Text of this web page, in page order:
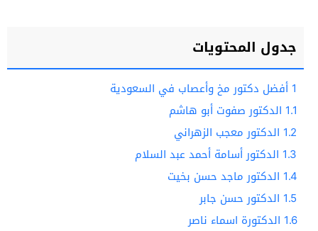
جدول المحتويات
1 أفضل دكتور مخ وأعصاب في السعودية
1.1 الدكتور صفوت أبو هاشم
1.2 الدكتور معجب الزهراني
1.3 الدكتور أسامة أحمد عبد السلام
1.4 الدكتور ماجد حسن بخيت
1.5 الدكتور حسن جابر
1.6 الدكتورة اسماء ناصر